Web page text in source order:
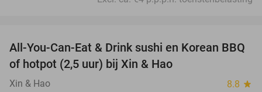
20%
All-You-Can-Eat & Drink sushi en Korean BBQ
of hotpot (2,5 uur) bij Xin & Hao
Xin & Hao 8.8 star